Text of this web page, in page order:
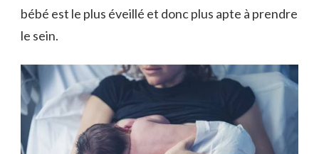
bébé est le plus éveillé et donc plus apte à prendre
le sein.